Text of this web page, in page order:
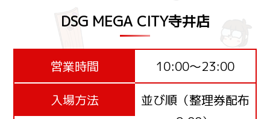
DSG MEGA CITY寺井店
営業時間
10:00～23:00
入場方法
並び順（整理券配布